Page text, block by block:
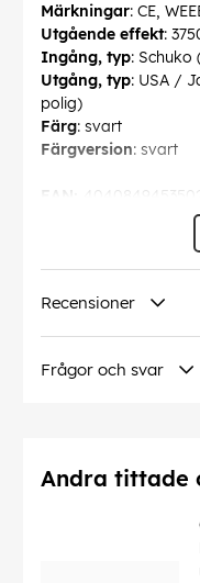
Märkningar: CE,
Utgående effekt:
Ingång, typ: Schuko
Utgång, typ: USA /
polig)
Färg: svart
Färgversion: svart
4040849453502
EAN:
Recensioner
Frågor och svar
Andra tittade